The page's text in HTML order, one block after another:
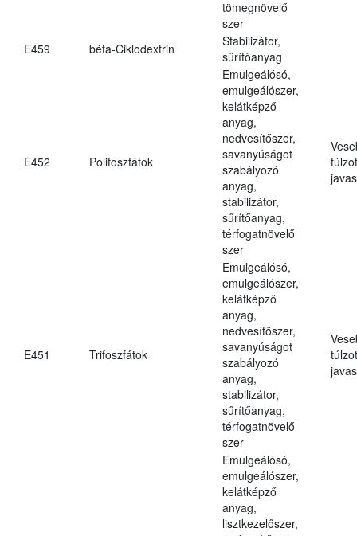
tömegnövelő
szer
E459
béta-Ciklodextrin
Stabilizátor,
sűrítőanyag
E452 Polifoszfátok
Emulgeálósó,
emulgeálószer,
kelátképző
anyag,
nedvesítőszer,
savanyúságot
szabályozó
anyag,
stabilizátor,
sűrítőanyag,
térfogatnövelő
szer
E451 Trifoszfátok
Emulgeálósó,
emulgeálószer,
kelátképző
anyag,
nedvesítőszer,
savanyúságot
szabályozó
anyag,
stabilizátor,
sűrítőanyag,
térfogatnövelő
szer
Emulgeálósó,
emulgeálószer,
kelátképző
anyag,
lisztkezelőszer,